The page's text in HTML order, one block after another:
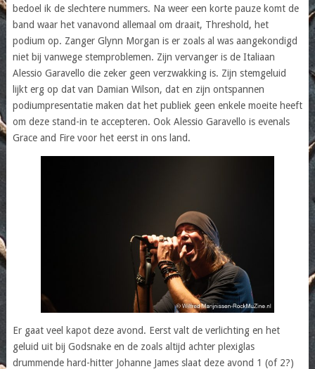
bedoel ik de slechtere nummers. Na weer een korte pauze komt de
band waar het vanavond allemaal om draait, Threshold, het
podium op. Zanger Glynn Morgan is er zoals al was aangekondigd
niet bij vanwege stemproblemen. Zijn vervanger is de Italiaan
Alessio Garavello die zeker geen verzwakking is. Zijn stemgeluid
lijkt erg op dat van Damian Wilson, dat en zijn ontspannen
podiumpresentatie maken dat het publiek geen enkele moeite heeft
om deze stand-in te accepteren. Ook Alessio Garavello is evenals
Grace and Fire voor het eerst in ons land.
Er gaat veel kapot deze avond. Eerst valt de verlichting en het
geluid uit bij Godsnake en de zoals altijd achter plexiglas
drummende hard-hitter Johanne James slaat deze avond 1 (of 2?)